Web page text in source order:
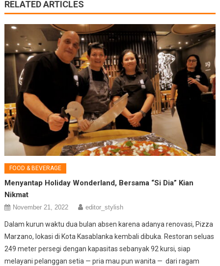
RELATED ARTICLES
FOOD & BEVERAGE
Menyantap Holiday Wonderland, Bersama “Si Dia” Kian
Nikmat
November 21, 2022 editor_stylish
Dalam kurun waktu dua bulan absen karena adanya renovasi, Pizza
Marzano, lokasi di Kota Kasablanka kembali dibuka. Restoran seluas
249 meter persegi dengan kapasitas sebanyak 92 kursi, siap
melayani pelanggan setia — pria mau pun wanita — dari ragam